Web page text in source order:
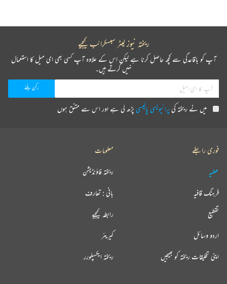
ریختہ نیوز لیٹر سبسکرائب کیجیے
آپ کو باقاعدگی سے کچھ حاصل کرنا ہے لیکن اس کے علاوہ آپ کسی بھی ای میل کا استعمال
نہیں کرتے ہیں۔
میں نے ریختہ کیپرائیویسی پالیسیپڑھ لی ہے اور اس سے متفق ہوں
فوری رابطے
عطیہ
فرہنگ قافیہ
تقطیع
اردو وسائل
اپنی تخلیقات ریختہ کو بھیجیں
معلومات
ریختہ فاؤنڈیشن
بانی : تعارف
رابطہ کیجیے
کیریئر
ریختہ ایکسپلورر